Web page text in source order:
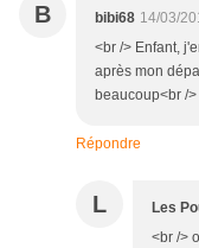
B bibi68 14/03/
<br /> Enfant,
après mon
beaucoup<br /
Répondre
L Les
<br />